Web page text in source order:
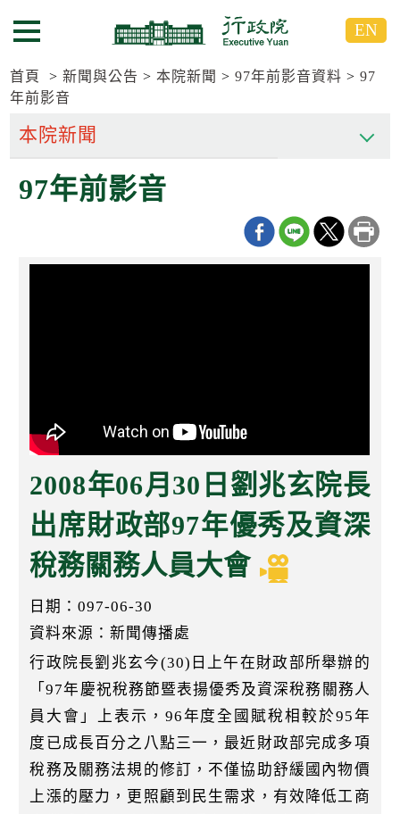
到
要
內
塊
到
要
內
塊
選單按鈕 EN
首頁 新聞與公告 本院新聞 97年前影音資料
97
年前影音
97年前影音
2008年06月30日劉兆玄院長
出席財政部97年優秀及資深
稅務關務人員大會
日期：097-06-30
資料來源：新聞傳播處
行政院長劉兆玄今(30)日上午在財政部所舉辦的
「97年慶祝稅務節暨表揚優秀及資深稅務關務人
員大會」上表示，96年度全國賦稅相較於95年
度已成長百分之八點三一，最近財政部完成多項
稅務及關務法規的修訂，不僅協助舒緩國內物價
上漲的壓力，更照顧到民生需求，有效降低工商